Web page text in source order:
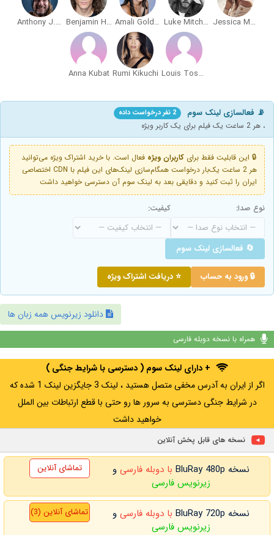
Jessica McNamee
Luke Mitchell
Amali Golden
Benjamin Hoetjes
Anthony J. Sharpe
Louis Toshio Okada
Rumi Kikuchi
Anna Kubat
📡 فعالسازی لینک سوم 2 نفر درخواست داده
، هر 2 ساعت یک فیلم برای یک کاربر ویژه
🔒 این قابلیت فقط برای کاربران ویژه فعال است. با خرید اشتراک ویژه می‌توانید
هر 2 ساعت یک‌بار درخواست همگام‌سازی لینک‌های این فیلم با CDN اختصاصی
ایران را ثبت کنید و دقایقی بعد به لینک سوم آن دسترسی خواهید داشت
نوع صدا: کیفیت:
🔄 فعالسازی لینک سوم
🔒 ورود به حساب ⭐ دریافت اشتراک ویژه
دانلود زیرنویس همه زبان ها
همراه با نسخه دوبله فارسی
+ دارای لینک سوم ( دسترسی با شرایط جنگی )
اگر از ایران به آدرس مخفی متصل هستید ، لینک 3 جایگزین لینک 1 شده که
در شرایط جنگی دسترسی به سرور ها رو حتی با قطع ارتباطات بین الملل
خواهید داشت
نسخه های قابل پخش آنلاین
نسخه BluRay 480p با دوبله فارسیو
زیرنویس فارسی
تماشای آنلاین
نسخه BluRay 720p با دوبله فارسیو
زیرنویس فارسی
تماشای آنلاین (3)